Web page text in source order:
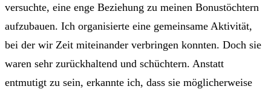
versuchte, eine enge Beziehung zu meinen Bonustöchtern
aufzubauen. Ich organisierte eine gemeinsame Aktivität,
bei der wir Zeit miteinander verbringen konnten. Doch sie
waren sehr zurückhaltend und schüchtern. Anstatt
entmutigt zu sein, erkannte ich, dass sie möglicherweise